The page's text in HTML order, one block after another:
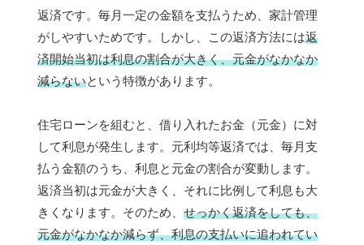
返済です。毎月一定の金額を支払うため、家計管理
がしやすいためです。しかし、この返済方法には返
済開始当初は利息の割合が大きく、元金がなかなか
減らないという特徴があります。
住宅ローンを組むと、借り入れたお金（元金）に対
して利息が発生します。元利均等返済では、毎月支
払う金額のうち、利息と元金の割合が変動します。
返済当初は元金が大きく、それに比例して利息も大
きくなります。そのため、 せっかく返済をしても、
元金がなかなか減らず、利息の支払いに追われてい